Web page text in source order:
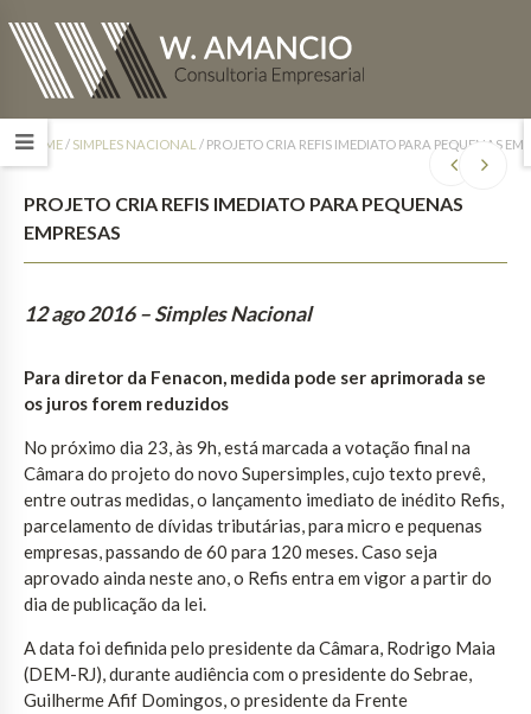
HOME/ SIMPLES NACIONAL / PROJETO CRIA REFIS IMEDIATO PARA PEQUENAS
PROJETO CRIA REFIS IMEDIATO PARA PEQUENAS
EMPRESAS
12 ago 2016 – Simples Nacional
Para diretor da Fenacon, medida pode ser aprimorada se
os juros forem reduzidos
No próximo dia 23, às 9h, está marcada a votação final na
Câmara do projeto do novo Supersimples, cujo texto prevê,
entre outras medidas, o lançamento imediato de inédito Refis,
parcelamento de dívidas tributárias, para micro e pequenas
empresas, passando de 60 para 120 meses. Caso seja
aprovado ainda neste ano, o Refis entra em vigor a partir do
dia de publicação da lei.
A data foi definida pelo presidente da Câmara, Rodrigo Maia
(DEM-RJ), durante audiência com o presidente do Sebrae,
Guilherme Afif Domingos, o presidente da Frente